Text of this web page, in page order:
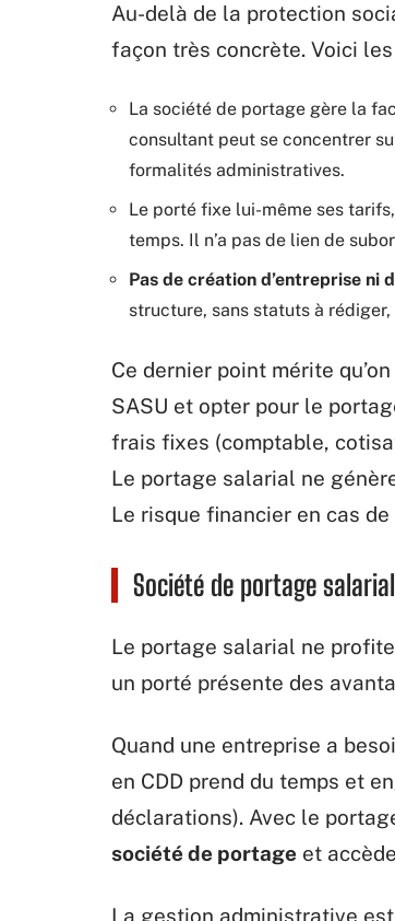
Au-delà de la protection
façon très concrète. Voici
La société de portage gère la
consultant peut se concentrer
formalités administratives.
Le porté fixe lui-même ses
temps. Il n’a pas de lien de
Pas de création d’entreprise ni
structure, sans statuts à
Ce dernier point mérite
SASU et opter pour le
frais fixes (comptable,
Le portage salarial ne
Le risque financier en cas
Société de portage
Le portage salarial ne
un porté présente des
Quand une entreprise a
en CDD prend du temps et
déclarations). Avec le
société de portage et
La gestion administrative